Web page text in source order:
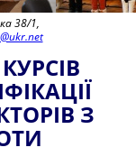
38/1,
З